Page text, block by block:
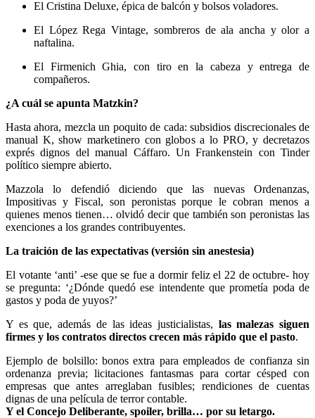
El Cristina Deluxe, épica de balcón y bolsos voladores.
El López Rega Vintage, sombreros de ala ancha y olor a
naftalina.
El Firmenich Ghia, con tiro en la cabeza y entrega de
compañeros.
¿A cuál se apunta Matzkin?
Hasta ahora, mezcla un poquito de cada: subsidios discrecionales de
manual K, show marketinero con globos a lo PRO, y decretazos
exprés dignos del manual Cáffaro. Un Frankenstein con Tinder
político siempre abierto.
Mazzola lo defendió diciendo que las nuevas Ordenanzas,
Impositivas y Fiscal, son peronistas porque le cobran menos a
quienes menos tienen… olvidó decir que también son peronistas las
exenciones a los grandes contribuyentes.
La traición de las expectativas (versión sin anestesia)
El votante ‘anti’ -ese que se fue a dormir feliz el 22 de octubre- hoy
se pregunta: ‘¿Dónde quedó ese intendente que prometía poda de
gastos y poda de yuyos?’
Y es que, además de las ideas justicialistas, las malezas siguen
firmes y los contratos directos crecen más rápido que el pasto.
Ejemplo de bolsillo: bonos extra para empleados de confianza sin
ordenanza previa; licitaciones fantasmas para cortar césped con
empresas que antes arreglaban fusibles; rendiciones de cuentas
dignas de una película de terror contable.
Y el Concejo Deliberante, spoiler, brilla… por su letargo.